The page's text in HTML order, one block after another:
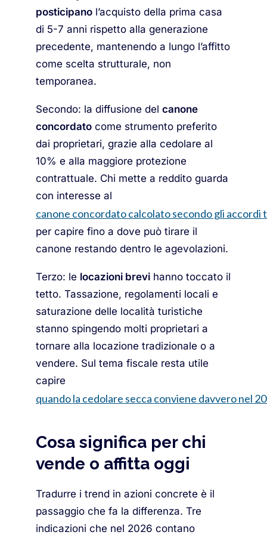
posticipano l’acquisto della prima casa
di 5-7 anni rispetto alla generazione
precedente, mantenendo a lungo l’affitto
come scelta strutturale, non
temporanea.
Secondo: la diffusione del canone
concordato come strumento preferito
dai proprietari, grazie alla cedolare al
10% e alla maggiore protezione
contrattuale. Chi mette a reddito guarda
con interesse al
canone concordato calcolato secondo gli
per capire fino a dove può tirare il
canone restando dentro le agevolazioni.
Terzo: le locazioni brevi hanno toccato il
tetto. Tassazione, regolamenti locali e
saturazione delle località turistiche
stanno spingendo molti proprietari a
tornare alla locazione tradizionale o a
vendere. Sul tema fiscale resta utile
capire
quando la cedolare secca conviene davvero nel
Cosa significa per chi
vende o affitta oggi
Tradurre i trend in azioni concrete è il
passaggio che fa la differenza. Tre
indicazioni che nel 2026 contano